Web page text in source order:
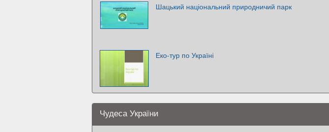
Шацький національний природничий парк
Еко-тур по Україні
Чудеса України